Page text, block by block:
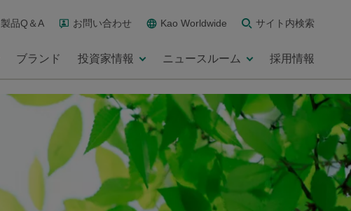
製品Q＆A お問い合わせ Kao Worldwide サイト内検索
ブランド 投資家情報 ニュースルーム 採用情報